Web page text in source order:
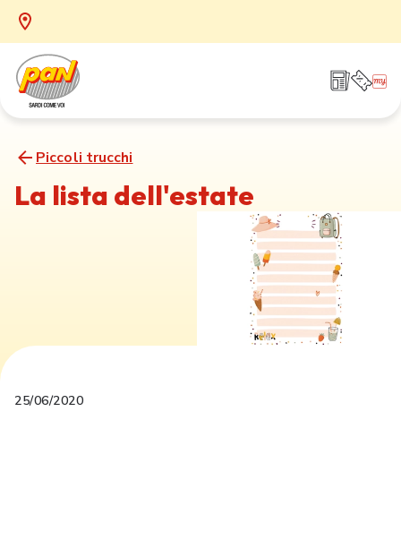
Piccoli trucchi
La lista dell'estate
25/06/2020